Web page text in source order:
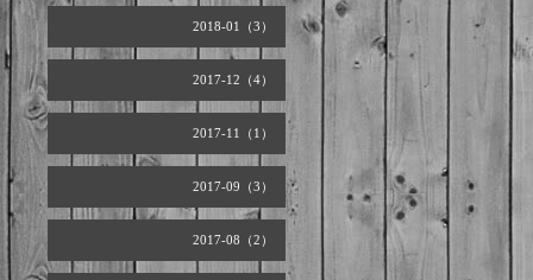
2018-01（3）
2017-12（4）
2017-11（1）
2017-09（3）
2017-08（2）